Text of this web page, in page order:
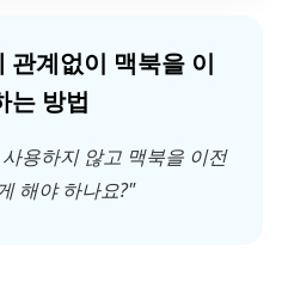
관계없이 맥북을 이
는 방법
용하지 않고 맥북을 이전
해야 하나요?"